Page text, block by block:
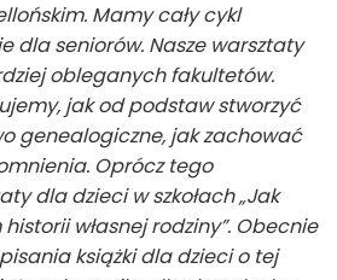
Mamy cały cykl
dla seniorów. Nasze warsztaty
obleganych fakultetów.
jak od podstaw stworzyć
genealogiczne, jak zachować
Oprócz tego
dla dzieci w szkołach „Jak
własnej rodziny”. Obecnie
książki dla dzieci o tej